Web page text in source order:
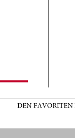
DEN FAVORITEN